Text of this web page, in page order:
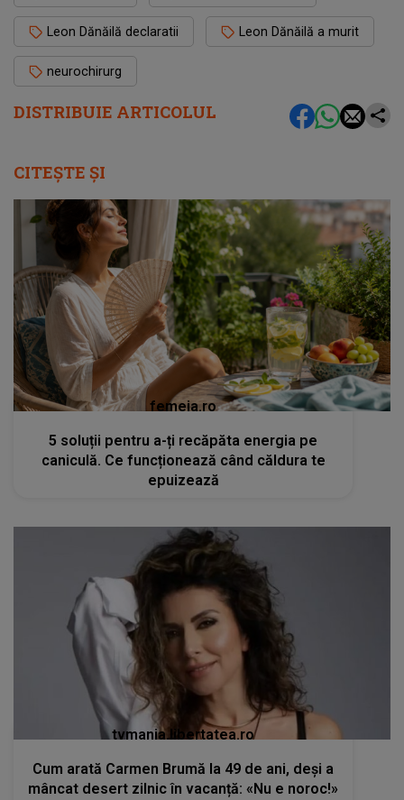
DISTRIBUIE ARTICOLUL
Leon Dănăilă declaratii Leon Dănăilă a murit
neurochirurg
CITEȘTE ȘI
femeia.ro
5 soluții pentru a-ți recăpăta energia pe
caniculă. Ce funcționează când căldura te
epuizează
tvmania.libertatea.ro
Cum arată Carmen Brumă la 49 de ani, deși a
mâncat desert zilnic în vacanță: «Nu e noroc!»